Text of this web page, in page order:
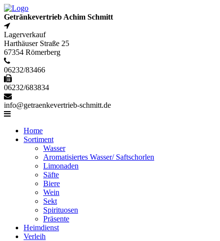
Getränkevertrieb Achim Schmitt
Lagerverkauf
Harthäuser Straße 25
67354 Römerberg
06232/83466
06232/683834
info@getraenkevertrieb-schmitt.de
Home
Sortiment
Wasser
Aromatisiertes Wasser/ Saftschorlen
Limonaden
Säfte
Biere
Wein
Sekt
Spirituosen
Präsente
Heimdienst
Verleih